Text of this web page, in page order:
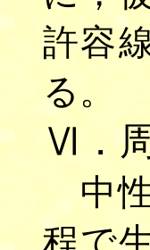
許容
る。
Ⅵ．
中性
程で